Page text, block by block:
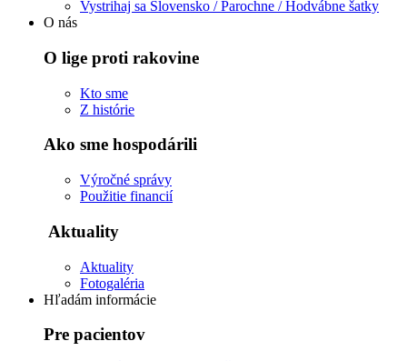
Vystrihaj sa Slovensko / Parochne / Hodvábne šatky
O nás
O lige proti rakovine
Kto sme
Z histórie
Ako sme hospodárili
Výročné správy
Použitie financií
Aktuality
Aktuality
Fotogaléria
Hľadám informácie
Pre pacientov